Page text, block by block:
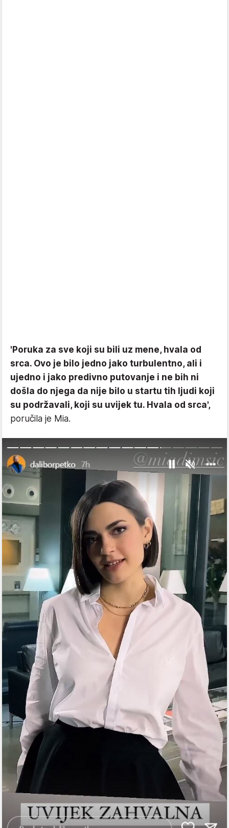
'Poruka za sve koji su bili uz mene, hvala od
srca. Ovo je bilo jedno jako turbulentno, ali i
ujedno i jako predivno putovanje i ne bih ni
došla do njega da nije bilo u startu tih ljudi koji
su podržavali, koji su uvijek tu. Hvala od srca',
poručila je Mia.